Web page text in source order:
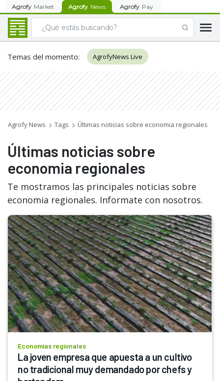
Agrofy Market Agrofy News Agrofy Pay
Temas del momento: AgrofyNews Live
Agrofy News Tags Últimas noticias sobre economia regionales
Últimas noticias sobre
economia regionales
Te mostramos las principales noticias sobre
economia regionales. Informate con nosotros.
Economías regionales
La joven empresa que apuesta a un cultivo
no tradicional muy demandado por chefs y